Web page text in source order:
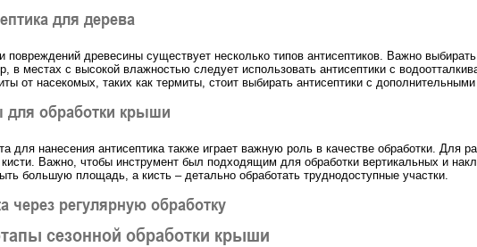
для дерева
повреждений древесины существует несколько типов антисептиков. Важно
в местах с высокой влажностью следует использовать антисептики с
от насекомых, таких как термиты, стоит выбирать антисептики с
для обработки крыши
для нанесения антисептика также играет важную роль в качестве обработки. Для
Важно, чтобы инструмент был подходящим для обработки вертикальных и
большую площадь, а кисть – детально обработать труднодоступные участки.
через регулярную обработку
сезонной обработки крыши